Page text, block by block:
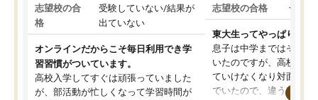
志望校の合
格
受験していない/結果が
出ていない
オンラインだからこそ毎日利用でき学
習習慣がついています。
高校入学してすぐは頑張っていました
が、部活動が忙しくなって学習時間が
志望校の合格 合格
東大生ってやっぱりすご
息子は中学まではそこそ
いたのですが、高校に入
ていけなくなり対面の塾
でいたので、違うアプロ